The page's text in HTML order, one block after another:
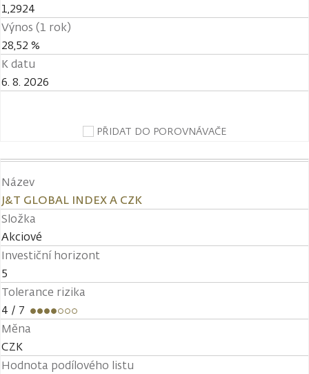
1,2924
Výnos (1 rok)
28,52 %
K datu
6. 8. 2026
PŘIDAT DO POROVNÁVAČE
Název
J&T GLOBAL INDEX A CZK
Složka
Akciové
Investiční horizont
5
Tolerance rizika
4 / 7
Měna
CZK
Hodnota podílového listu